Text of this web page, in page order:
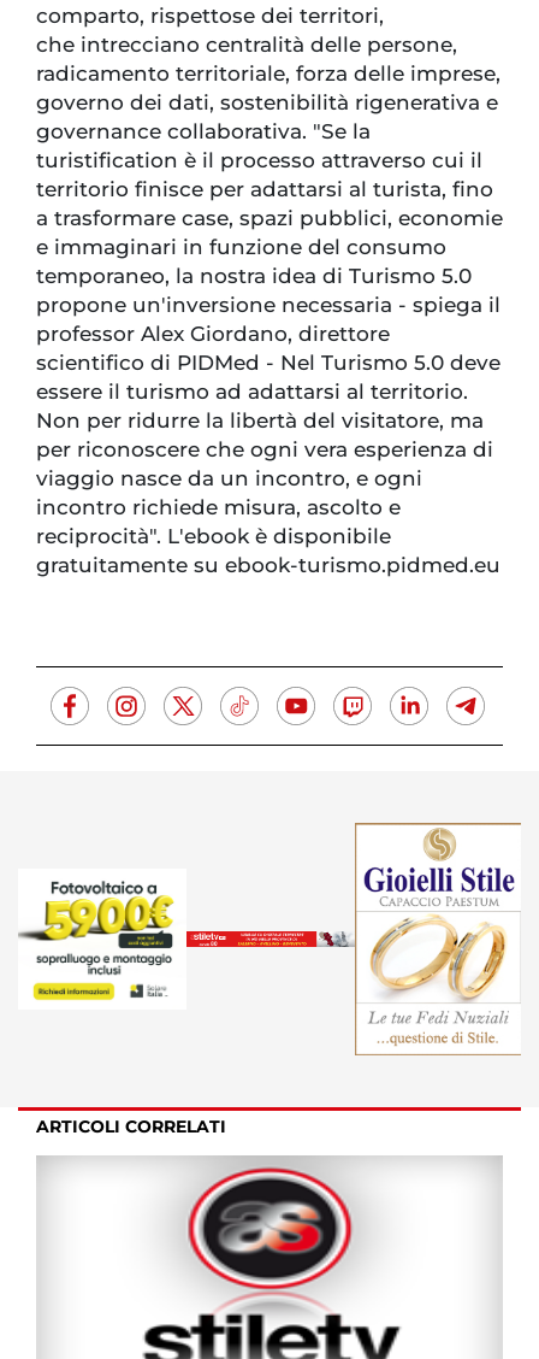
comparto, rispettose dei territori,
che intrecciano centralità delle persone,
radicamento territoriale, forza delle imprese,
governo dei dati, sostenibilità rigenerativa e
governance collaborativa. "Se la
turistification è il processo attraverso cui il
territorio finisce per adattarsi al turista, fino
a trasformare case, spazi pubblici, economie
e immaginari in funzione del consumo
temporaneo, la nostra idea di Turismo 5.0
propone un'inversione necessaria - spiega il
professor Alex Giordano, direttore
scientifico di PIDMed - Nel Turismo 5.0 deve
essere il turismo ad adattarsi al territorio.
Non per ridurre la libertà del visitatore, ma
per riconoscere che ogni vera esperienza di
viaggio nasce da un incontro, e ogni
incontro richiede misura, ascolto e
reciprocità". L'ebook è disponibile
gratuitamente su ebook-turismo.pidmed.eu
ARTICOLI CORRELATI